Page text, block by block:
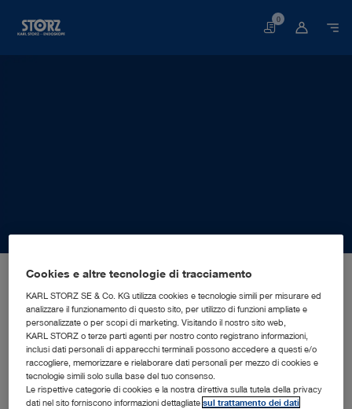
Carrello
0
Germania, Neuhausen: KARL STORZ SE & Co. KG
KARL STORZ SE & Co. KG
Cookies e altre tecnologie di tracciamento
KARL STORZ SE & Co. KG utilizza cookies e tecnologie simili per misurare ed
analizzare il funzionamento di questo sito, per utilizzo di funzioni ampliate e
personalizzate o per scopi di marketing. Visitando il nostro sito web,
KARL STORZ o terze parti agenti per nostro conto registrano informazioni,
inclusi dati personali di apparecchi terminali possono accedere a questi e/o
raccogliere, memorizzare e rielaborare dati personali per mezzo di cookies e
tecnologie simili solo sulla base del tuo consenso.
Le rispettive categorie di cookies e la nostra direttiva sulla tutela della privacy
dati nel sito forniscono informazioni dettagliatesul trattamento dei dati